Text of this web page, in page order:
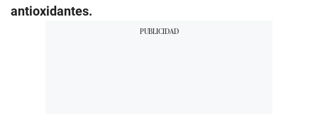
antioxidantes.